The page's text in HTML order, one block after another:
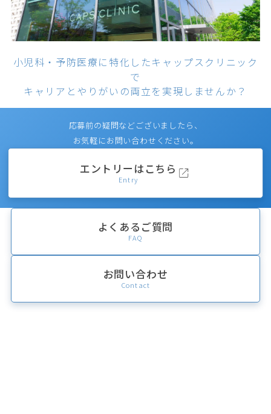
小児科・予防医療に特化したキャップスクリニック
で
キャリアとやりがいの両立を実現しませんか？
応募前の疑問などございましたら、
お気軽にお問い合わせください。
エントリーはこちら
Entry
よくあるご質問
FAQ
お問い合わせ
Contact